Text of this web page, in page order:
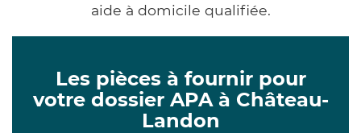
aide à domicile qualifiée.
Les pièces à fournir pour
votre dossier APA à Château-
Landon